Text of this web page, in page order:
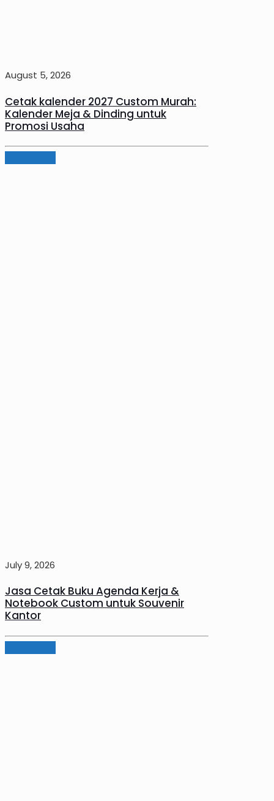
August 5, 2026
Cetak kalender 2027 Custom Murah:
Kalender Meja & Dinding untuk
Promosi Usaha
July 9, 2026
Jasa Cetak Buku Agenda Kerja &
Notebook Custom untuk Souvenir
Kantor